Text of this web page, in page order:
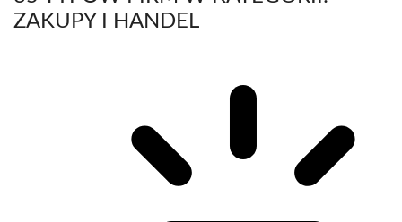
ZAKUPY I HANDEL